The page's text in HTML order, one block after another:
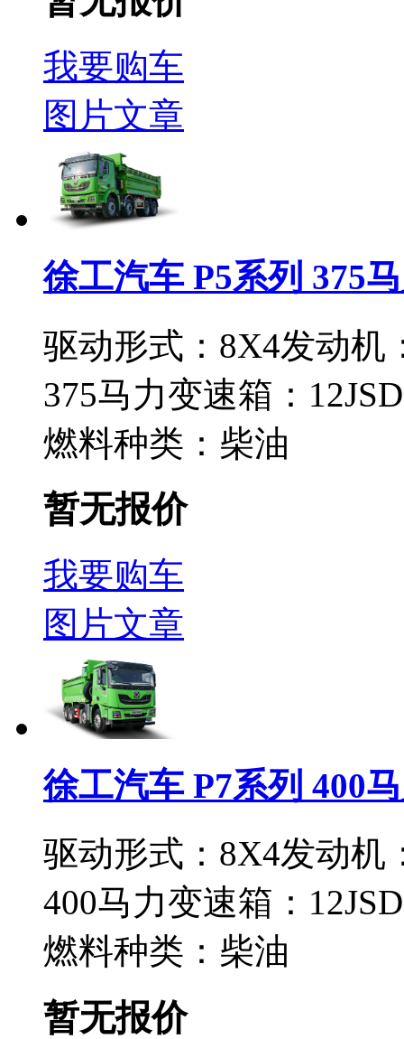
我要购车
图片文章
徐工汽车 P5系列 375
驱动形式： 8X4发动机
375马力变速箱：
燃料种类： 柴油
暂无报价
我要购车
图片文章
徐工汽车 P7系列 400
驱动形式： 8X4发动机
400马力变速箱：
燃料种类： 柴油
暂无报价